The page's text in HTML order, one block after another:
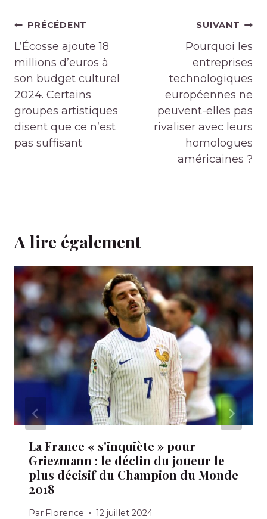
Navigation
de
l’article
PRÉCÉDENT
L’Écosse ajoute 18
millions d’euros à
son budget culturel
2024. Certains
groupes artistiques
disent que ce n’est
pas suffisant
SUIVANT
Pourquoi les
entreprises
technologiques
européennes ne
peuvent-elles pas
rivaliser avec leurs
homologues
américaines ?
A lire également
La France « s'inquiète » pour
Griezmann : le déclin du joueur le
plus décisif du Champion du Monde
2018
Par Florence 12 juillet 2024